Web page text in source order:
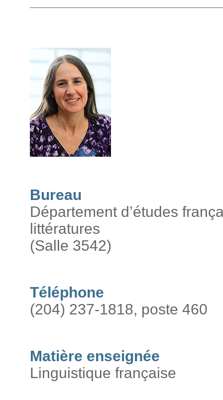
Bureau
Département d’études
littératures
(Salle 3542)
Téléphone
(204) 237-1818, poste 460
Matière enseignée
Linguistique française